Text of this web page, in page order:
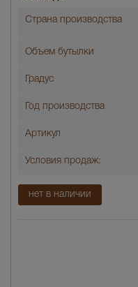
Страна производства
Объем бутылки
Градус
Год производства
Артикул
Условия продаж:
нет в наличии